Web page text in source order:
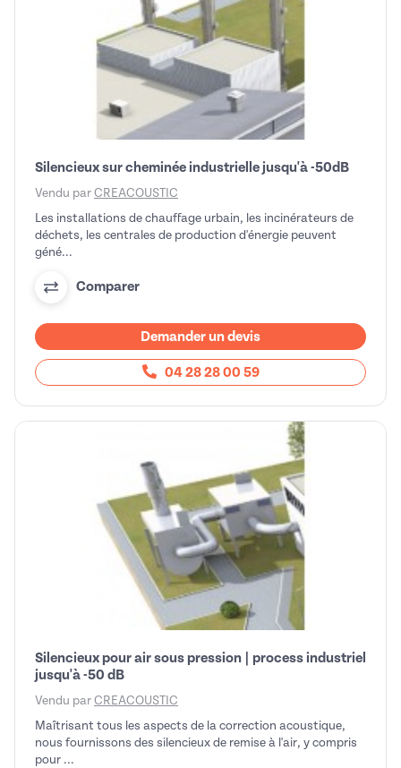
Silencieux sur cheminée industrielle jusqu'à -50dB
Vendu par CREACOUSTIC
Les installations de chauffage urbain, les incinérateurs de
déchets, les centrales de production d'énergie peuvent
géné...
Comparer
Demander un devis
04 28 28 00 59
Silencieux pour air sous pression | process industriel
jusqu'à -50 dB
Vendu par CREACOUSTIC
Maîtrisant tous les aspects de la correction acoustique,
nous fournissons des silencieux de remise à l'air, y compris
pour ...